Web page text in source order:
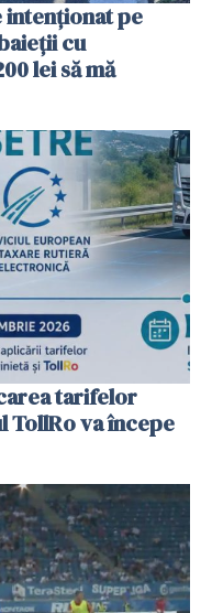
intenționat pe
cu
lei să mă
tarifelor
TollRo va începe